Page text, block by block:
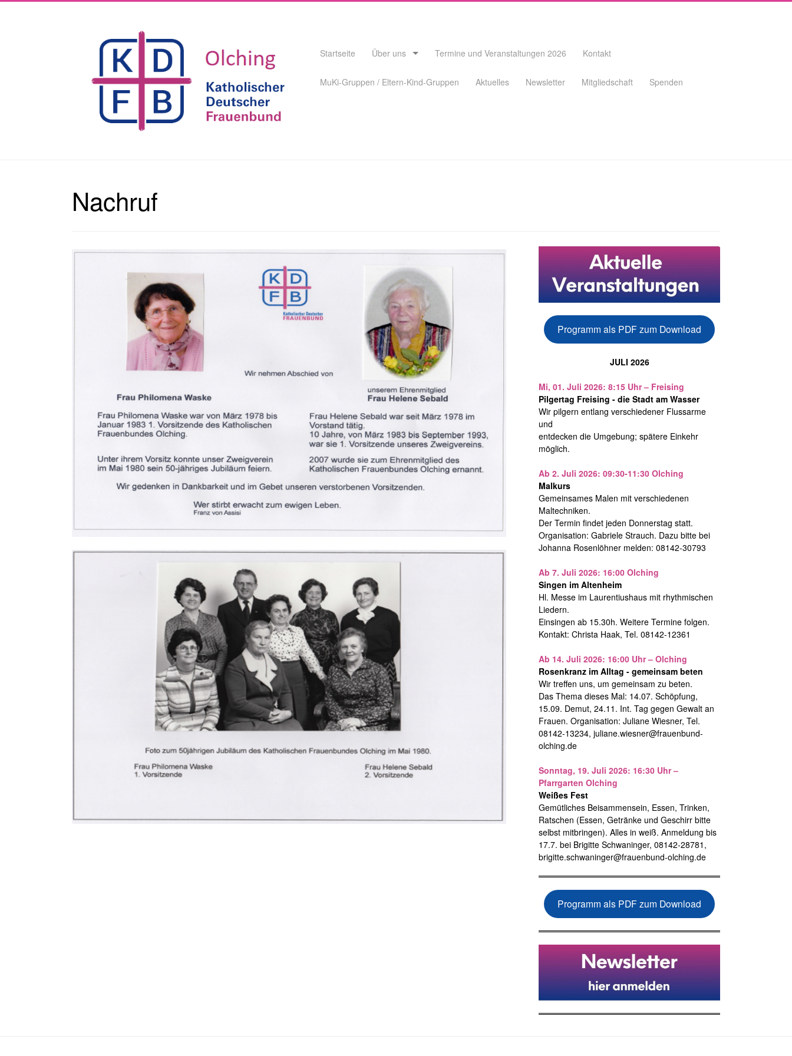
Skip
content
Startseite Über uns Termine und Veranstaltungen 2026 Kontakt
MuKi-Gruppen / Eltern-Kind-Gruppen Aktuelles Newsletter Mitgliedschaft Spenden
Nachruf
Programm als PDF zum Download
JULI 2026
Mi, 01. Juli 2026: 8:15 Uhr – Freising
Pilgertag Freising - die Stadt am Wasser
Wir pilgern entlang verschiedener Flussarme
und
entdecken die Umgebung; spätere Einkehr
möglich.
Ab 2. Juli 2026: 09:30-11:30 Olching
Malkurs
Gemeinsames Malen mit verschiedenen
Maltechniken.
Der Termin findet jeden Donnerstag statt.
Organisation: Gabriele Strauch. Dazu bitte bei
Johanna Rosenlöhner melden: 08142-30793
Ab 7. Juli 2026: 16:00 Olching
Singen im Altenheim
Hl. Messe im Laurentiushaus mit rhythmischen
Liedern.
Einsingen ab 15.30h. Weitere Termine folgen.
Kontakt: Christa Haak, Tel. 08142-12361
Ab 14. Juli 2026: 16:00 Uhr – Olching
Rosenkranz im Alltag - gemeinsam beten
Wir treffen uns, um gemeinsam zu beten.
Das Thema dieses Mal: 14.07. Schöpfung,
15.09. Demut, 24.11. Int. Tag gegen Gewalt an
Frauen. Organisation: Juliane Wiesner, Tel.
08142-13234, juliane.wiesner@frauenbund-
olching.de
Sonntag, 19. Juli 2026: 16:30 Uhr –
Pfarrgarten Olching
Weißes Fest
Gemütliches Beisammensein, Essen, Trinken,
Ratschen (Essen, Getränke und Geschirr bitte
selbst mitbringen). Alles in weiß. Anmeldung bis
17.7. bei Brigitte Schwaninger, 08142-28781,
brigitte.schwaninger@frauenbund-olching.de
Programm als PDF zum Download